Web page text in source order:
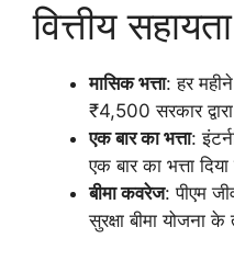
वित्तीय सहायता
मासिक भत्ता: हर
₹4,500 सरकार
एक बार का भत्ता:
एक बार का भत्ता दिया
बीमा कवरेज: पीएम
सुरक्षा बीमा योजना